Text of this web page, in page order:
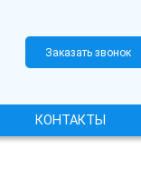
Заказать звонок
КОНТАКТЫ